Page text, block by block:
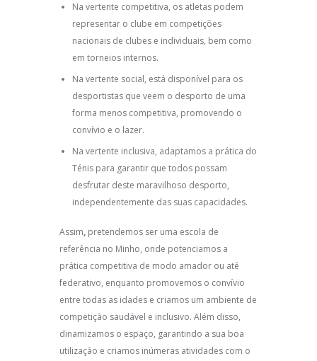
Na vertente competitiva, os atletas podem
representar o clube em competições
nacionais de clubes e individuais, bem como
em torneios internos.
Na vertente social, está disponível para os
desportistas que veem o desporto de uma
forma menos competitiva, promovendo o
convívio e o lazer.
Na vertente inclusiva, adaptamos a prática do
Ténis para garantir que todos possam
desfrutar deste maravilhoso desporto,
independentemente das suas capacidades.
Assim, pretendemos ser uma escola de
referência no Minho, onde potenciamos a
prática competitiva de modo amador ou até
federativo, enquanto promovemos o convívio
entre todas as idades e criamos um ambiente de
competição saudável e inclusivo. Além disso,
dinamizamos o espaço, garantindo a sua boa
utilização e criamos inúmeras atividades com o